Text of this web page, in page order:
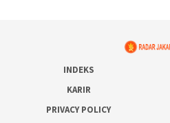
INDEKS
KARIR
PRIVACY POLICY